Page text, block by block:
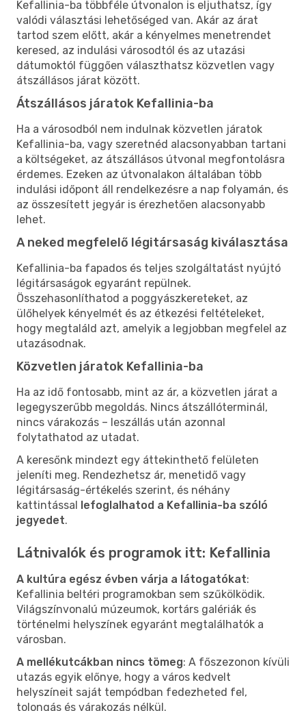
Kefallinia-ba többféle útvonalon is eljuthatsz, így
valódi választási lehetőséged van. Akár az árat
tartod szem előtt, akár a kényelmes menetrendet
keresed, az indulási városodtól és az utazási
dátumoktól függően választhatsz közvetlen vagy
átszállásos járat között.
Átszállásos járatok Kefallinia-ba
Ha a városodból nem indulnak közvetlen járatok
Kefallinia-ba, vagy szeretnéd alacsonyabban tartani
a költségeket, az átszállásos útvonal megfontolásra
érdemes. Ezeken az útvonalakon általában több
indulási időpont áll rendelkezésre a nap folyamán, és
az összesített jegyár is érezhetően alacsonyabb
lehet.
A neked megfelelő légitársaság kiválasztása
Kefallinia-ba fapados és teljes szolgáltatást nyújtó
légitársaságok egyaránt repülnek.
Összehasonlíthatod a poggyászkereteket, az
ülőhelyek kényelmét és az étkezési feltételeket,
hogy megtaláld azt, amelyik a legjobban megfelel az
utazásodnak.
Közvetlen járatok Kefallinia-ba
Ha az idő fontosabb, mint az ár, a közvetlen járat a
legegyszerűbb megoldás. Nincs átszállóterminál,
nincs várakozás – leszállás után azonnal
folytathatod az utadat.
A keresőnk mindezt egy áttekinthető felületen
jeleníti meg. Rendezhetsz ár, menetidő vagy
légitársaság-értékelés szerint, és néhány
kattintással lefoglalhatod a Kefallinia-ba szóló
jegyedet.
Látnivalók és programok itt: Kefallinia
A kultúra egész évben várja a látogatókat:
Kefallinia beltéri programokban sem szűkölködik.
Világszínvonalú múzeumok, kortárs galériák és
történelmi helyszínek egyaránt megtalálhatók a
városban.
A mellékutcákban nincs tömeg: A főszezonon kívüli
utazás egyik előnye, hogy a város kedvelt
helyszíneit saját tempódban fedezheted fel,
tolongás és várakozás nélkül.